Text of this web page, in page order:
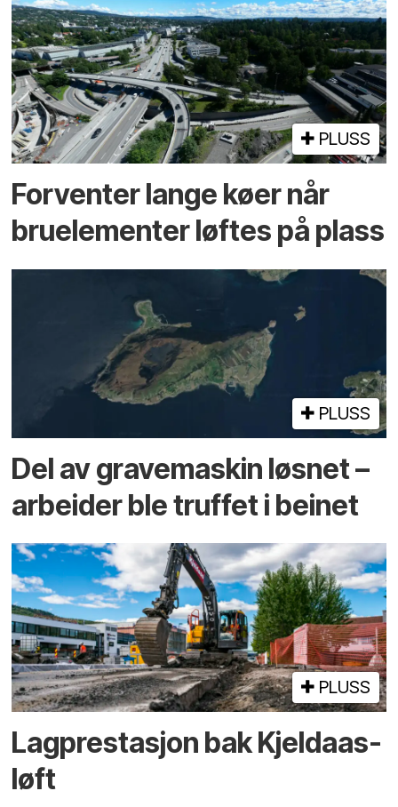
PLUSS
Forventer lange køer når
bru­elementer løftes på plass
PLUSS
Del av grave­maskin løsnet –
arbeider ble truffet i beinet
PLUSS
Lagprestasjon bak Kjeldaas-
løft